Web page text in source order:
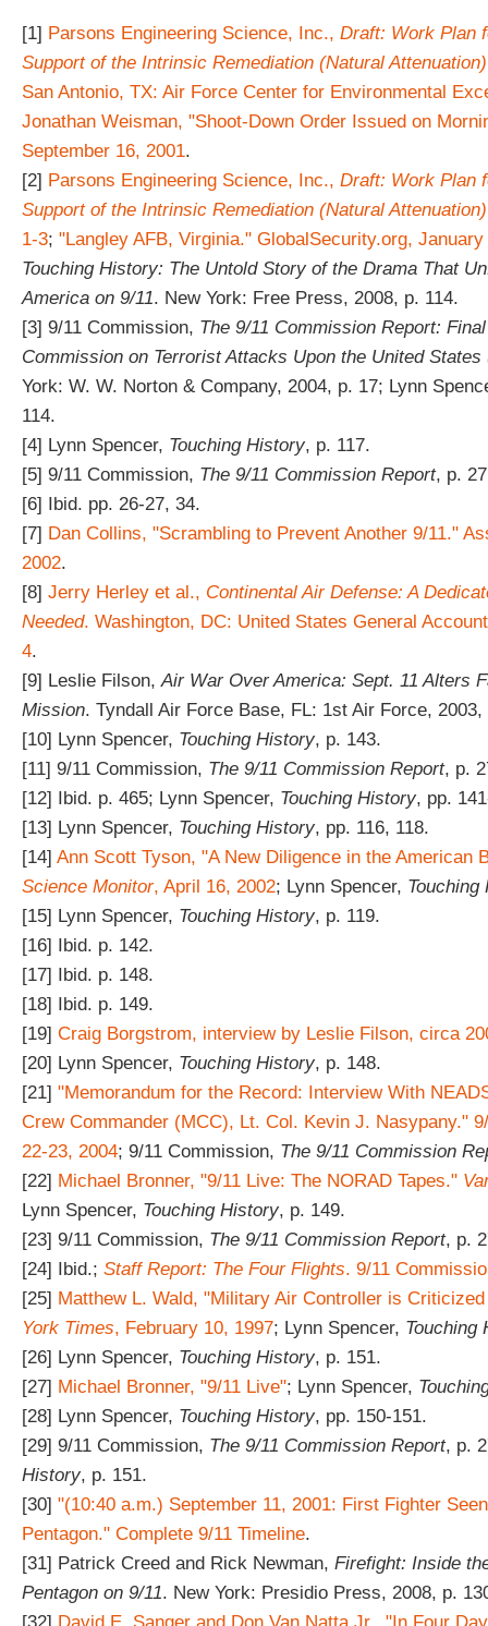
[1] Parsons Engineering Science, Inc., Draft: Work Plan
Support of the Intrinsic Remediation (Natural
San Antonio, TX: Air Force Center for Environmental
Jonathan Weisman, "Shoot-Down Order Issued on
September 16, 2001.
[2] Parsons Engineering Science, Inc., Draft: Work Plan
Support of the Intrinsic Remediation (Natural
1-3; "Langley AFB, Virginia." GlobalSecurity.org, January
Touching History: The Untold Story of the Drama That
America on 9/11. New York: Free Press, 2008, p. 114.
[3] 9/11 Commission, The 9/11 Commission Report:
Commission on Terrorist Attacks Upon the United
York: W. W. Norton & Company, 2004, p. 17; Lynn
114.
[4] Lynn Spencer, Touching History, p. 117.
[5] 9/11 Commission, The 9/11 Commission Report, p.
[6] Ibid. pp. 26-27, 34.
[7] Dan Collins, "Scrambling to Prevent Another 9/11."
2002.
[8] Jerry Herley et al., Continental Air Defense: A
Needed. Washington, DC: United States General
4.
[9] Leslie Filson,Air War Over America: Sept. 11 Alters
Mission. Tyndall Air Force Base, FL: 1st Air Force, 2003,
[10] Lynn Spencer, Touching History, p. 143.
[11] 9/11 Commission, The 9/11 Commission Report, p.
[12] Ibid. p. 465; Lynn Spencer, Touching History, pp.
[13] Lynn Spencer, Touching History, pp. 116, 118.
[14] Ann Scott Tyson, "A New Diligence in the American
Science Monitor, April 16, 2002; Lynn Spencer, Touching
[15] Lynn Spencer, Touching History, p. 119.
[16] Ibid. p. 142.
[17] Ibid. p. 148.
[18] Ibid. p. 149.
[19] Craig Borgstrom, interview by Leslie Filson, circa
[20] Lynn Spencer, Touching History, p. 148.
[21] "Memorandum for the Record: Interview With
Crew Commander (MCC), Lt. Col. Kevin J. Nasypany."
22-23, 2004; 9/11 Commission, The 9/11 Commission
[22] Michael Bronner, "9/11 Live: The NORAD Tapes."
Lynn Spencer, Touching History, p. 149.
[23] 9/11 Commission, The 9/11 Commission Report, p.
[24] Ibid.; Staff Report: The Four Flights. 9/11
[25] Matthew L. Wald, "Military Air Controller is
York Times, February 10, 1997; Lynn Spencer, Touching
[26] Lynn Spencer, Touching History, p. 151.
[27] Michael Bronner, "9/11 Live"; Lynn Spencer,
[28] Lynn Spencer, Touching History, pp. 150-151.
[29] 9/11 Commission, The 9/11 Commission Report, p.
History, p. 151.
[30] "(10:40 a.m.) September 11, 2001: First Fighter
Pentagon." Complete 9/11 Timeline.
[31] Patrick Creed and Rick Newman, Firefight: Inside
Pentagon on 9/11. New York: Presidio Press, 2008, p.